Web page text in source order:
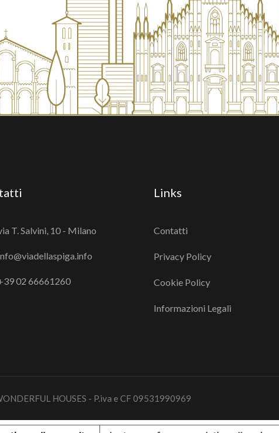
T. Salvini, 10 - Milano
02 66661260
Links
Contatti
Privacy Policy
Cookie Policy
Informazioni Legali
HOUSES - P.iva e CF 09531990969